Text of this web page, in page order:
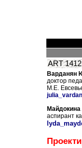
ART 1412
Варданян
доктор
М.Е.
аспирант